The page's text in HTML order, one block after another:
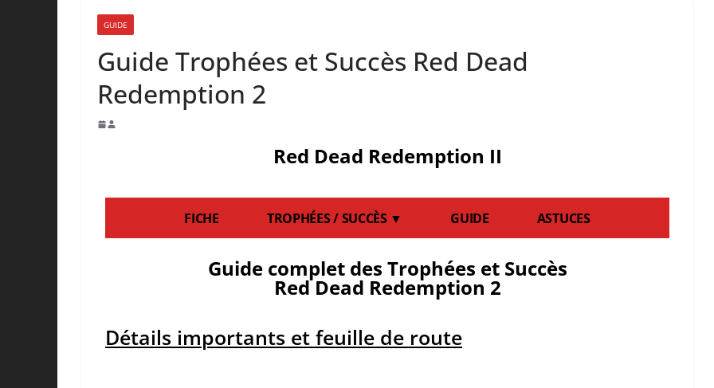
GUIDE
Guide Trophées et Succès Red Dead
Redemption 2
Red Dead Redemption II
FICHE TROPHÉES / SUCCÈS ▼ GUIDE ASTUCES
Guide complet des Trophées et Succès
Red Dead Redemption 2
Détails importants et feuille de route